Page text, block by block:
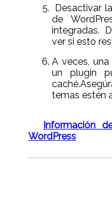
Desactivar
de
integradas.
ver si esto
A veces,
un plugin
temas estén
Información
WordPress